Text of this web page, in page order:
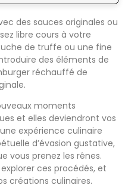
des sauces originales ou
libre cours à votre
de truffe ou une fine
des éléments de
réchauffé de
moments
et elles deviendront vos
expérience culinaire
d’évasion gustative,
vous prenez les rênes.
ces procédés, et
créations culinaires.